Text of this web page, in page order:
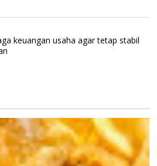
keuangan usaha agar tetap stabil